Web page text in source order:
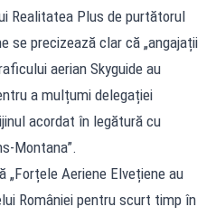
Realitatea Plus de purtătorul
se precizează clar că „angajații
aerian Skyguide au
a mulțumi delegației
acordat în legătură cu
Montana”.
„Forțele Aeriene Elvețiene au
României pentru scurt timp în